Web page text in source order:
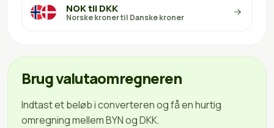
NOK til DKK
Norske kroner til Danske kroner
Brug valutaomregneren
Indtast et beløb i converteren og få en hurtig
omregning mellem BYN og DKK.